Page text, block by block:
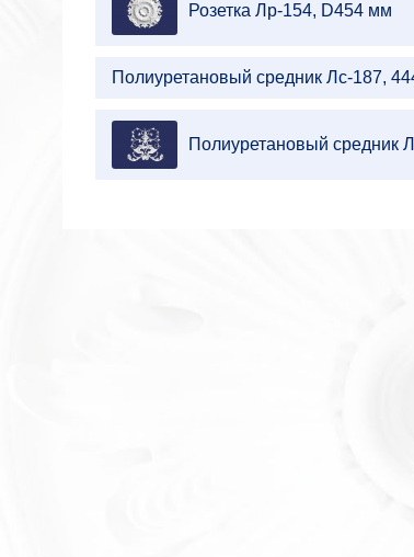
Розетка Лр-154, D454 мм
Полиуретановый средник Лс-187,
Полиуретановый средник